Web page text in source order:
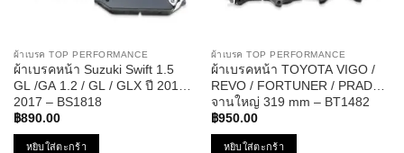
ผ้าเบรค TOP PERFORMANCE
ผ้าเบรคหน้า Suzuki Swift 1.5
GL /GA 1.2 / GL / GLX ปี 2010-
2017 – BS1818
฿890.00
หยิบใส่ตะกร้า
ผ้าเบรค TOP PERFORMANCE
ผ้าเบรคหน้า TOYOTA VIGO /
REVO / FORTUNER / PRADO /
จานใหญ่ 319 mm – BT1482
฿950.00
หยิบใส่ตะกร้า